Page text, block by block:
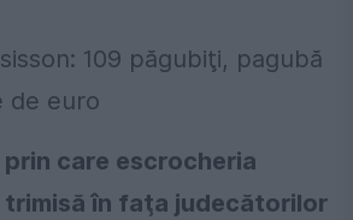
109 păgubiţi, pagubă
de euro
care escrocheria
trimisă în faţa judecătorilor